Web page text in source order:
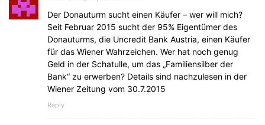
Der Donauturm sucht einen Käufer – wer will mich?
Seit Februar 2015 sucht der 95% Eigentümer des
Donauturms, die Uncredit Bank Austria, einen Käufer
für das Wiener Wahrzeichen. Wer hat noch genug
Geld in der Schatulle, um das „Familiensilber der
Bank“ zu erwerben? Details sind nachzulesen in der
Wiener Zeitung vom 30.7.2015
Reply